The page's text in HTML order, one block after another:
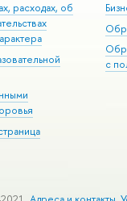
расходах, об
с